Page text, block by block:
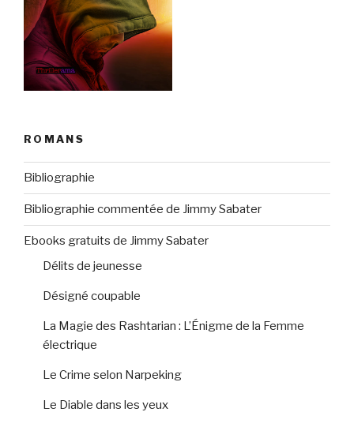
ROMANS
Bibliographie
Bibliographie commentée de Jimmy Sabater
Ebooks gratuits de Jimmy Sabater
Délits de jeunesse
Désigné coupable
La Magie des Rashtarian : L’Énigme de la Femme
électrique
Le Crime selon Narpeking
Le Diable dans les yeux